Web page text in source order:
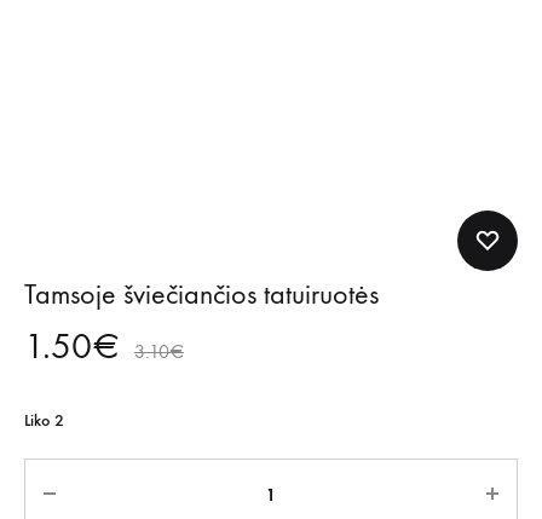
Tamsoje šviečiančios tatuiruotės
1.50€ 3.10€
Liko 2